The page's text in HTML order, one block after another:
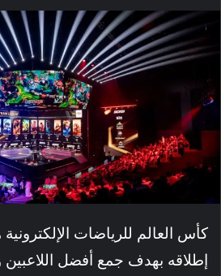
كأس العالم للرياضات
إطلاقه بهدف جمع أفضل